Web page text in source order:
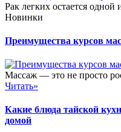
Рак легких остается одной
Новинки
Преимущества курсов
Массаж — это не просто
Читать»
Какие блюда тайской
домой